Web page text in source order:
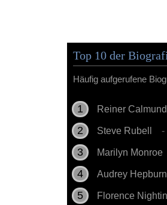
Top 10 der
Häufig aufgerufene
Reiner Calmund
Steve Rubell -
Marilyn Monroe
Audrey Hepburn
Florence